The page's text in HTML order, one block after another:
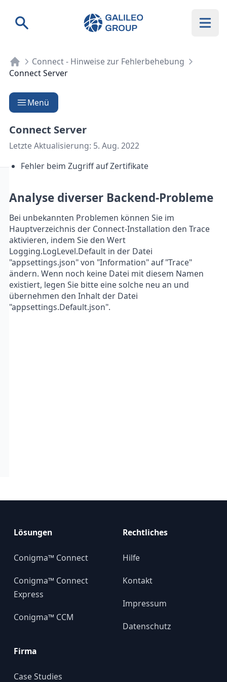
Suche Galileo Group AG
Connect - Hinweise zur Fehlerbehebung
Connect Server
Menü
Connect Server
Letzte Aktualisierung: 5. Aug. 2022
Fehler beim Zugriff auf Zertifikate
Analyse diverser Backend-Probleme
Bei unbekannten Problemen können Sie im
Hauptverzeichnis der Connect-Installation den Trace
aktivieren, indem Sie den Wert
Logging.LogLevel.Default in der Datei
"appsettings.json" von "Information" auf "Trace"
ändern. Wenn noch keine Datei mit diesem Namen
existiert, legen Sie bitte eine solche neu an und
übernehmen den Inhalt der Datei
"appsettings.Default.json".
Lösungen
Conigma™ Connect
Conigma™ Connect
Express
Conigma™ CCM
Firma
Case Studies
Rechtliches
Hilfe
Kontakt
Impressum
Datenschutz